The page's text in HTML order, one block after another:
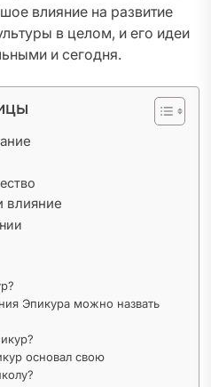
влияние на развитие
в целом, и его идеи
и сегодня.
влияние
Эпикура можно назвать
основал свою